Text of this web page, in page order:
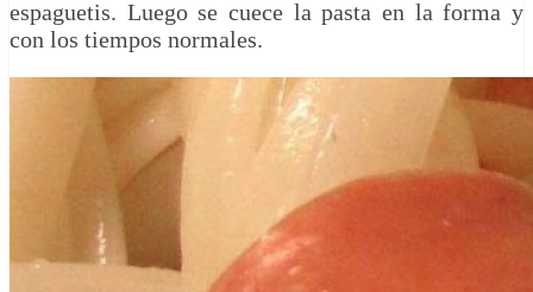
espaguetis. Luego se cuece la pasta en la forma y
con los tiempos normales.